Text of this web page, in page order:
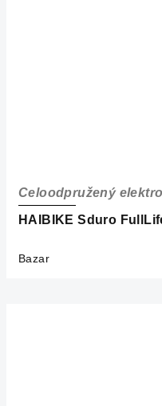
HAIBIKE Sduro
Celoodpružený
Bazar